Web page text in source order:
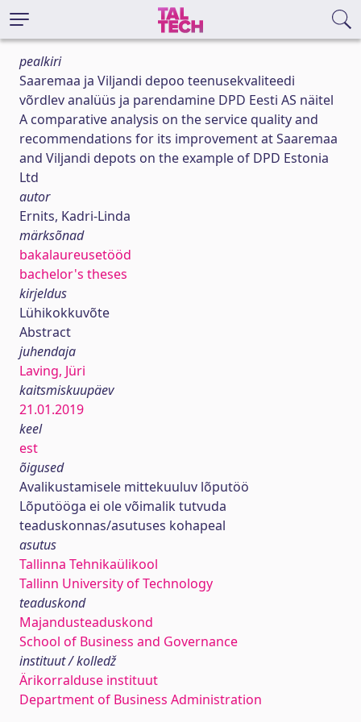
pealkiri
Saaremaa ja Viljandi depoo teenusekvaliteedi
võrdlev analüüs ja parendamine DPD Eesti AS näitel
A comparative analysis on the service quality and
recommendations for its improvement at Saaremaa
and Viljandi depots on the example of DPD Estonia
Ltd
autor
Ernits, Kadri-Linda
märksõnad
bakalaureusetööd
bachelor's theses
kirjeldus
Lühikokkuvõte
Abstract
juhendaja
Laving, Jüri
kaitsmiskuupäev
21.01.2019
keel
est
õigused
Avalikustamisele mittekuuluv lõputöö
Lõputööga ei ole võimalik tutvuda
teaduskonnas/asutuses kohapeal
asutus
Tallinna Tehnikaülikool
Tallinn University of Technology
teaduskond
Majandusteaduskond
School of Business and Governance
instituut / kolledž
Ärikorralduse instituut
Department of Business Administration